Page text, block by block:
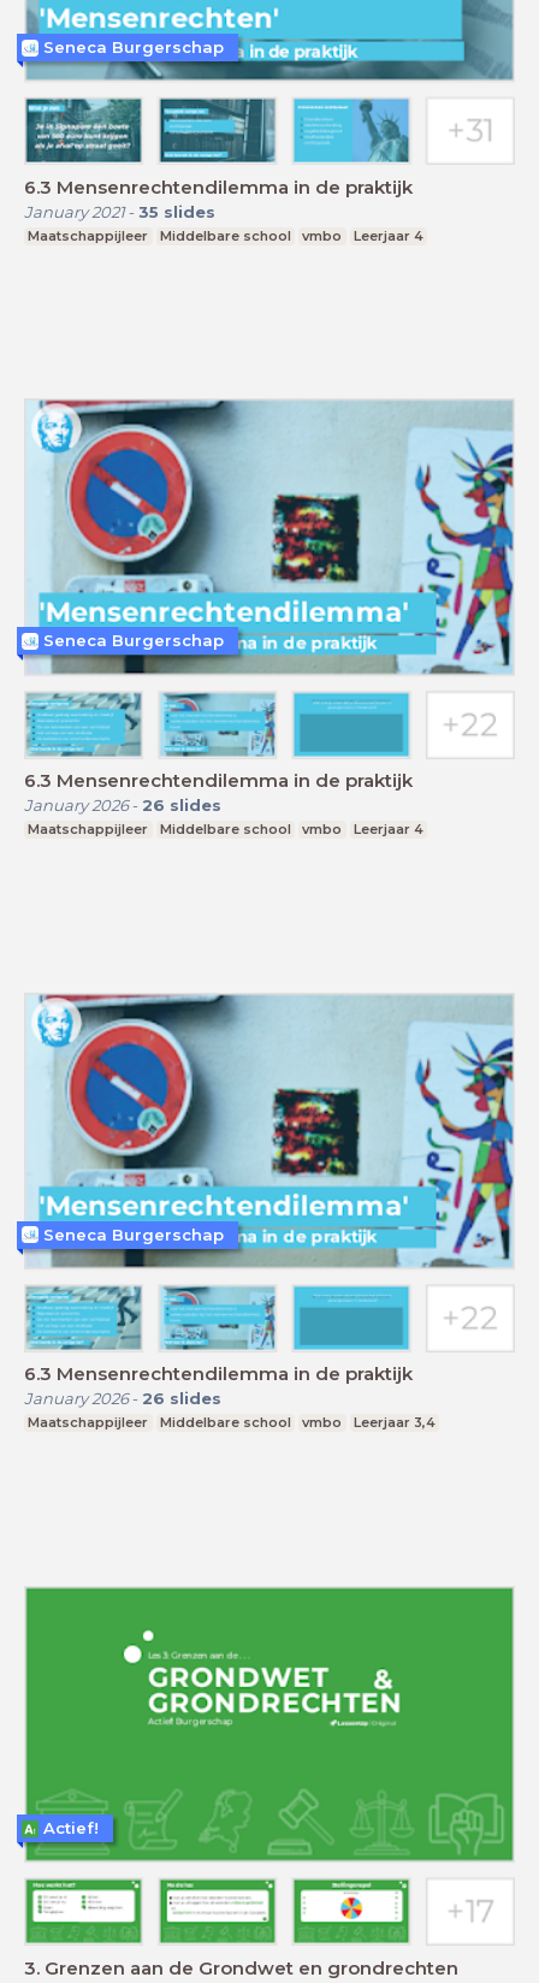
6.3 Mensenrechtendilemma in de praktijk
January 2021- 35 slides
Maatschappijleer Middelbare school vmbo Leerjaar 4
Seneca Burgerschap
6.3 Mensenrechtendilemma in de praktijk
January 2026- 26 slides
Maatschappijleer Middelbare school vmbo Leerjaar 4
Seneca Burgerschap
6.3 Mensenrechtendilemma in de praktijk
January 2026- 26 slides
Maatschappijleer Middelbare school vmbo Leerjaar 3,4
Seneca Burgerschap
3. Grenzen aan de Grondwet en grondrechten
Actief!